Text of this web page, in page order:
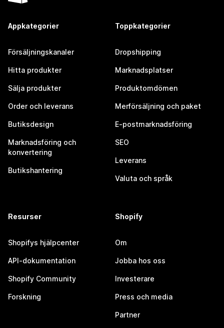
Appkategorier
Försäljningskanaler
Hitta produkter
Sälja produkter
Order och leverans
Butiksdesign
Marknadsföring och
konvertering
Butikshantering
Toppkategorier
Dropshipping
Marknadsplatser
Produktomdömen
Merförsäljning och paket
E-postmarknadsföring
SEO
Leverans
Valuta och språk
Resurser
Shopifys hjälpcenter
API-dokumentation
Shopify Community
Forskning
Shopify
Om
Jobba hos oss
Investerare
Press och media
Partner